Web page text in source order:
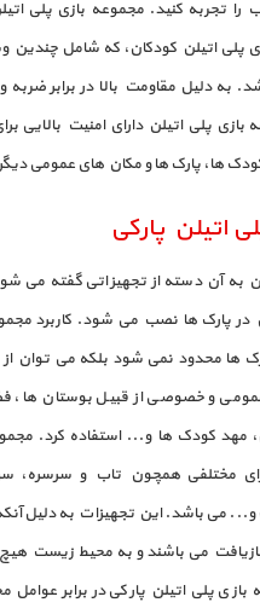
تجربه کنید. مجموعه بازی پلی
پلی اتیلن کودکان، که شامل چندین
به دلیل مقاومت بالا در برابر ضربه
پلی اتیلن دارای امنیت بالایی
ها، پارک ها و مکان های عمومی
اتیلن پارکی
به آن دسته از تجهیزاتی گفته می
در پارک ها نصب می شود. کاربرد
ها محدود نمی شود بلکه می توان از
و خصوصی از قبیل بوستان ها،
مهد کودک ها و... استفاده کرد.
مختلفی همچون تاب و سرسره،
و... می باشد. این تجهیزات به دلیل
می باشند و به محیط زیست
بازی پلی اتیلن پارکی در برابر